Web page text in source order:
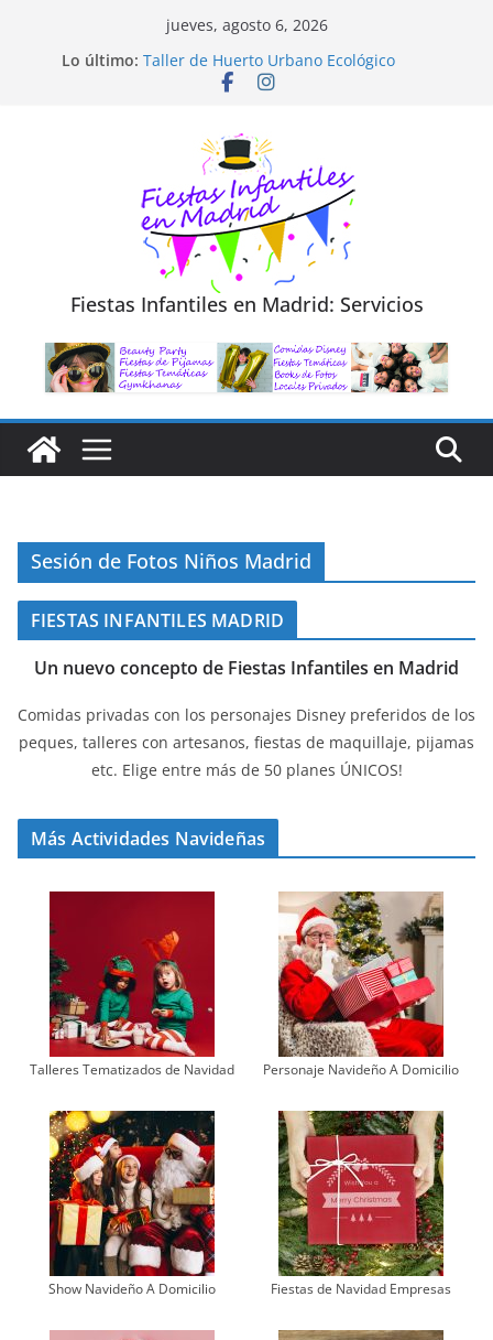
jueves, agosto 6, 2026
Lo último: Taller de Huerto Urbano Ecológico
TALLER FOTOGRAFÍA LA NATURALEZA
Diseño de Moda y Reciclaje de Prendas
Fiestas Infantiles en Madrid: Servicios
Sesión de Fotos Niños Madrid
FIESTAS INFANTILES MADRID
Un nuevo concepto de Fiestas Infantiles en Madrid
Comidas privadas con los personajes Disney preferidos de los
peques, talleres con artesanos, fiestas de maquillaje, pijamas
etc. Elige entre más de 50 planes ÚNICOS!
Más Actividades Navideñas
Talleres Tematizados de Navidad Personaje Navideño A Domicilio
Show Navideño A Domicilio Fiestas de Navidad Empresas